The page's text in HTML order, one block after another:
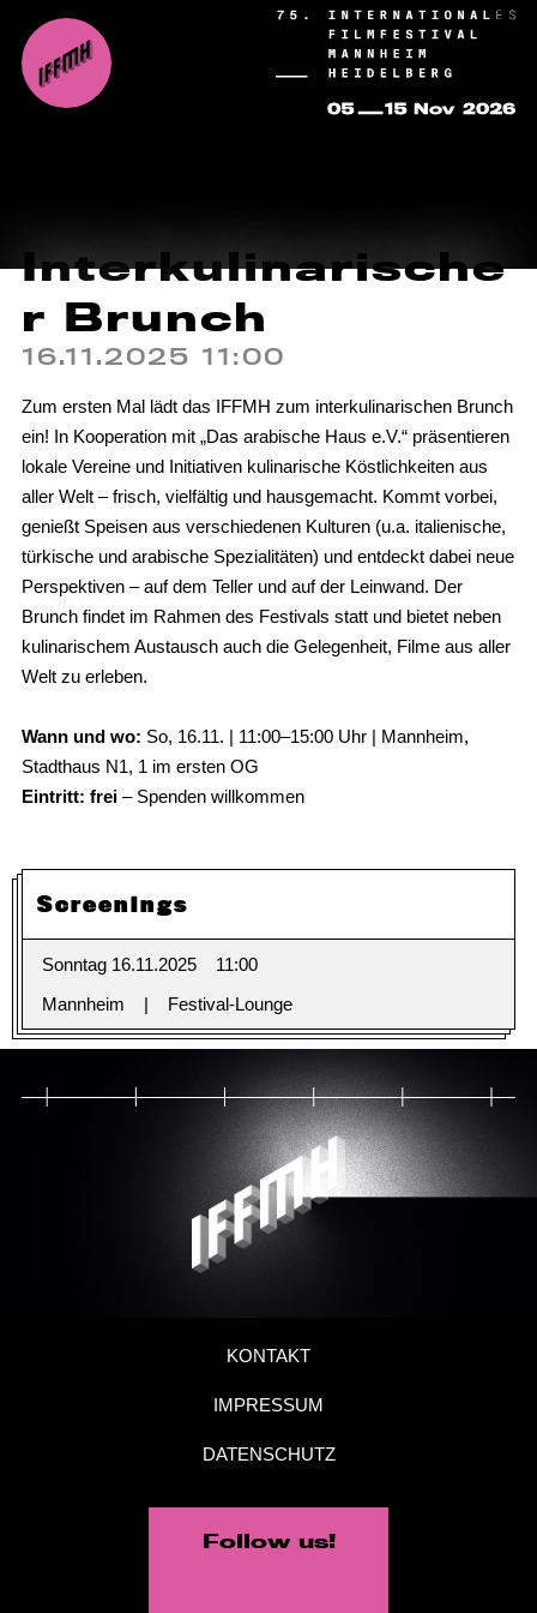
Interkulinarische
r Brunch
16.11.2025 11:00
Zum ersten Mal lädt das IFFMH zum interkulinarischen Brunch
ein! In Kooperation mit „Das arabische Haus e.V.“ präsentieren
lokale Vereine und Initiativen kulinarische Köstlichkeiten aus
aller Welt – frisch, vielfältig und hausgemacht. Kommt vorbei,
genießt Speisen aus verschiedenen Kulturen (u.a. italienische,
türkische und arabische Spezialitäten) und entdeckt dabei neue
Perspektiven – auf dem Teller und auf der Leinwand. Der
Brunch findet im Rahmen des Festivals statt und bietet neben
kulinarischem Austausch auch die Gelegenheit, Filme aus aller
Welt zu erleben.
Wann und wo: So, 16.11. | 11:00–15:00 Uhr | Mannheim,
Stadthaus N1, 1 im ersten OG
Eintritt: frei– Spenden willkommen
Screenings
Sonntag 16.11.2025
11:00
Mannheim
Festival-Lounge
KONTAKT
IMPRESSUM
DATENSCHUTZ
Follow us!